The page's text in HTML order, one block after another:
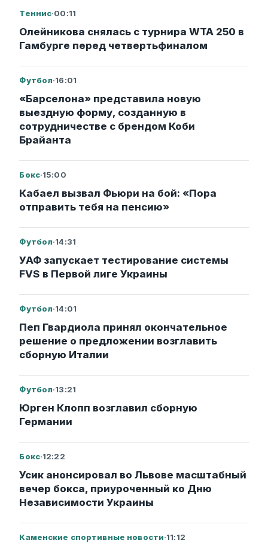
Теннис·00:11
Олейникова снялась с турнира WTA 250 в
Гамбурге перед четвертьфиналом
Футбол·16:01
«Барселона» представила новую
выездную форму, созданную в
сотрудничестве с брендом Коби
Брайанта
Бокс·15:00
Кабаел вызвал Фьюри на бой: «Пора
отправить тебя на пенсию»
Футбол·14:31
УАФ запускает тестирование системы
FVS в Первой лиге Украины
Футбол·14:01
Пеп Гвардиола принял окончательное
решение о предложении возглавить
сборную Италии
Футбол·13:21
Юрген Клопп возглавил сборную
Германии
Бокс·12:22
Усик анонсировал во Львове масштабный
вечер бокса, приуроченный ко Дню
Независимости Украины
Каменские спортивные новости·11:12